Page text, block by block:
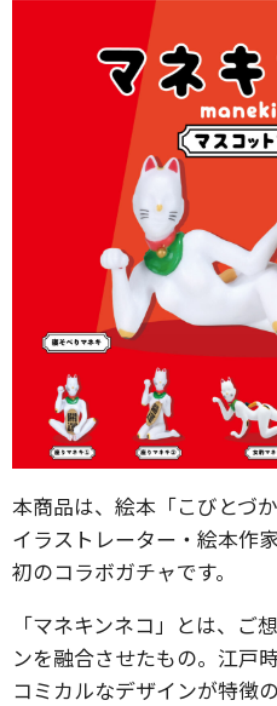
本商品は、絵本「こびとづ
イラストレーター・絵本作
初のコラボガチャです。
「マネキンネコ」とは、ご
ンを融合させたもの。江戸
コミカルなデザインが特徴